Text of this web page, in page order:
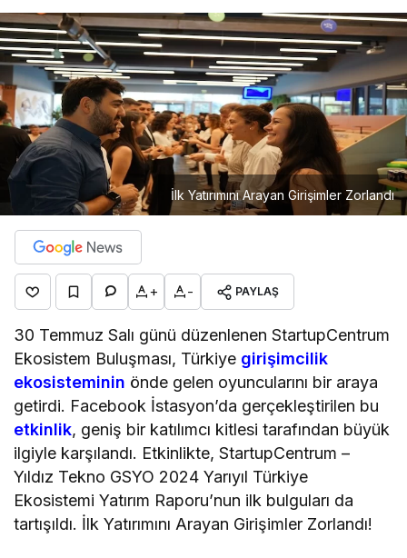
İlk Yatırımını Arayan Girişimler Zorlandı
+ - PAYLAŞ
30 Temmuz Salı günü düzenlenen StartupCentrum
Ekosistem Buluşması, Türkiye girişimcilik
ekosisteminin önde gelen oyuncularını bir araya
getirdi. Facebook İstasyon’da gerçekleştirilen bu
etkinlik, geniş bir katılımcı kitlesi tarafından büyük
ilgiyle karşılandı. Etkinlikte, StartupCentrum –
Yıldız Tekno GSYO 2024 Yarıyıl Türkiye
Ekosistemi Yatırım Raporu’nun ilk bulguları da
tartışıldı. İlk Yatırımını Arayan Girişimler Zorlandı!